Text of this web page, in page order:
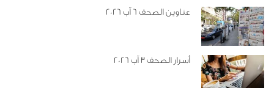
عناوين الصحف 6 آب 2026
أسرار الصحف 3 آب 2026